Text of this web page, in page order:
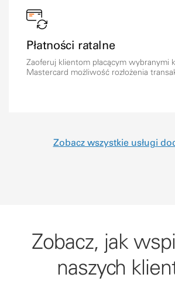
Płatności ratalne
Zaoferuj klientom płacącym wybranymi
Mastercard możliwość rozłożenia
Zobacz wszystkie usługi
Zobacz, jak
naszych